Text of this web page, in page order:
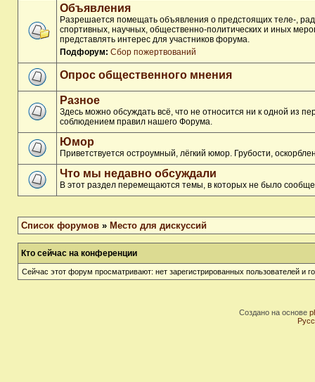
Объявления
Разрешается помещать объявления о предстоящих теле-,
спортивных, научных, общественно-политических и иных
представлять интерес для участников форума.
Подфорум: Сбор пожертвований
Опрос общественного мнения
Разное
Здесь можно обсуждать всё, что не относится ни к одной из
соблюдением правил нашего Форума.
Юмор
Приветствуется остроумный, лёгкий юмор. Грубости,
Что мы недавно обсуждали
В этот раздел перемещаются темы, в которых не было
Список форумов » Место для дискуссий
Кто сейчас на конференции
Сейчас этот форум просматривают: нет зарегистрированных пользователей и
Создано на основе